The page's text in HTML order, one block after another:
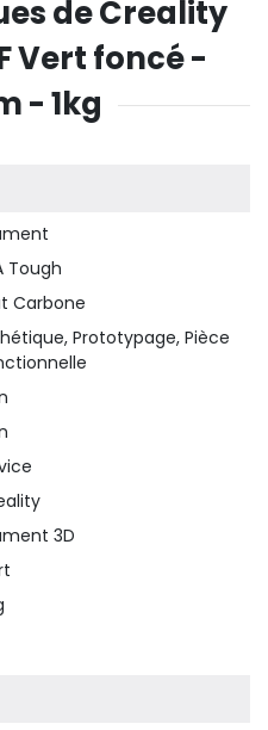
de Creality
Vert foncé -
- 1kg
Tough
Carbone
Prototypage, Pièce
3D